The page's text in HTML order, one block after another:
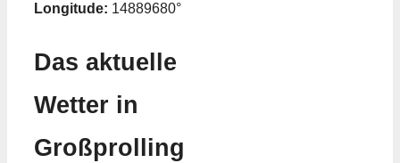
Longitude: 14889680°
Das aktuelle
Wetter in
Großprolling